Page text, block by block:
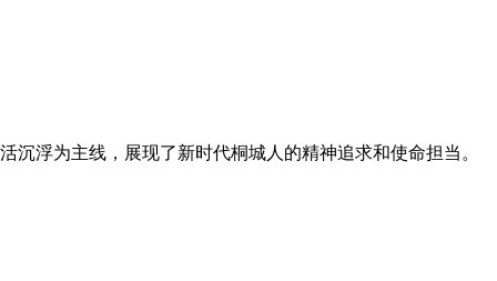
浮为主线，展现了新时代桐城人的精神追求和使命担当。